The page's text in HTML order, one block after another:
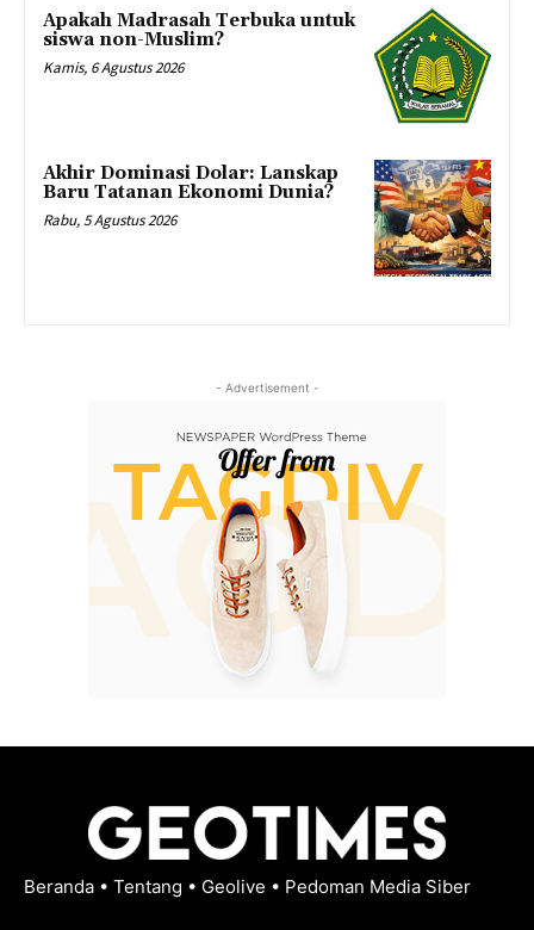
Apakah Madrasah Terbuka untuk
siswa non-Muslim?
Kamis, 6 Agustus 2026
Akhir Dominasi Dolar: Lanskap
Baru Tatanan Ekonomi Dunia?
Rabu, 5 Agustus 2026
- Advertisement -
Beranda • Tentang • Geolive • Pedoman Media Siber